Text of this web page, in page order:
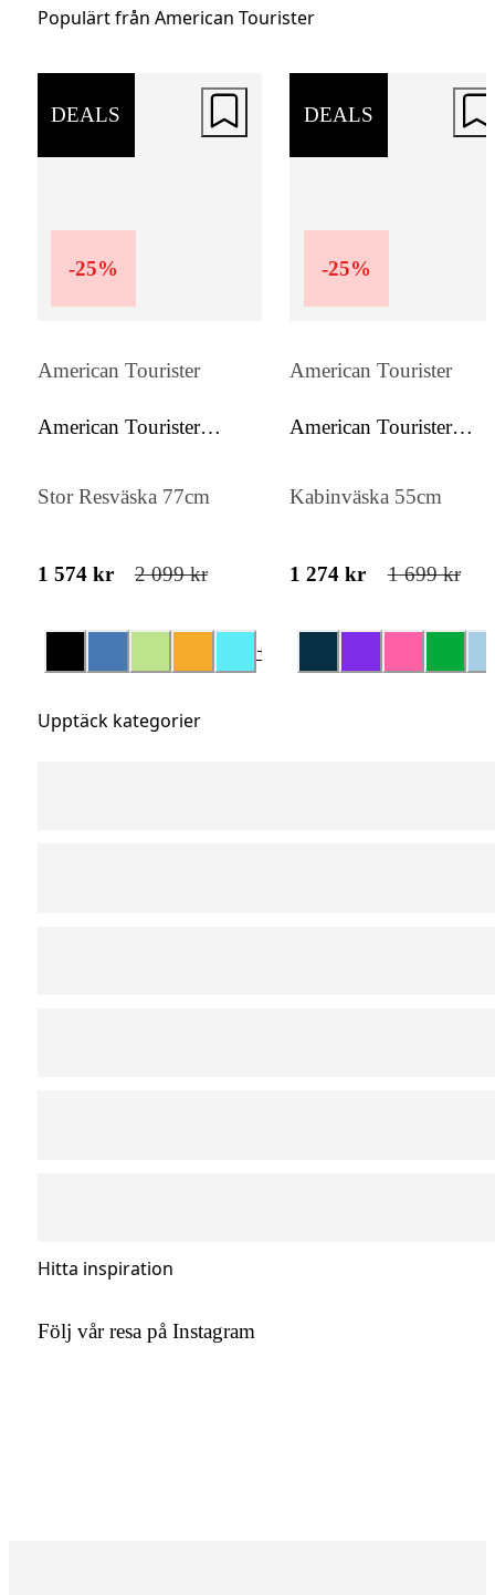
snabb åtkomst till viktiga saker. Invändigt
håller packningen organiserad.
Populärt från American Tourister
DEALS
-25%
American Tourister
American Tourister
Stor Resväska 77cm
1 574 kr 2 099 kr
+
DEALS
-25%
American Tourister
American Tourister
Kabinväska 55cm
1 274 kr 1 699 kr
Upptäck kategorier
Hitta inspiration
Följ vår resa på Instagram